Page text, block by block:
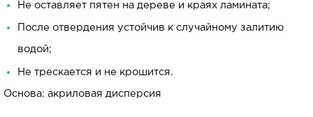
Не оставляет пятен на дереве и краях ламината;
После отвердения устойчив к случайному залитию
водой;
Не трескается и не крошится.
Основа: акриловая дисперсия